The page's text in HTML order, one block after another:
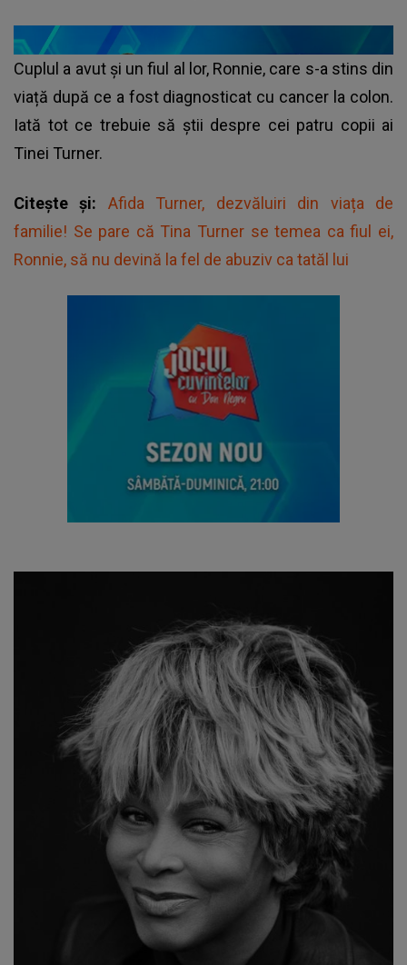
Cuplul a avut și un fiul al lor, Ronnie, care s-a stins din
viață după ce a fost diagnosticat cu cancer la colon.
Iată tot ce trebuie să știi despre cei patru copii ai
Tinei Turner.
Citește și: Afida Turner, dezvăluiri din viața de
familie! Se pare că Tina Turner se temea ca fiul ei,
Ronnie, să nu devină la fel de abuziv ca tatăl lui